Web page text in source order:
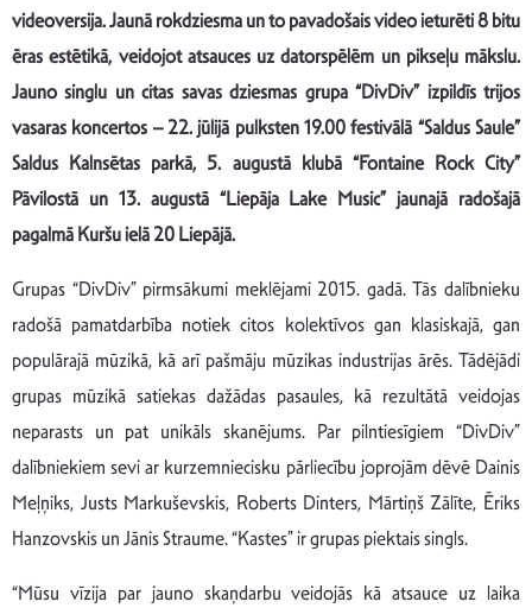
videoversija. Jaunā rokdziesma un to pavadošais video ieturēti 8 bitu
ēras estētikā, veidojot atsauces uz datorspēlēm un pikseļu mākslu.
Jauno singlu un citas savas dziesmas grupa “DivDiv” izpildīs trijos
vasaras koncertos – 22. jūlijā pulksten 19.00 festivālā “Saldus Saule”
Saldus Kalnsētas parkā, 5. augustā klubā “Fontaine Rock City”
Pāvilostā un 13. augustā “Liepāja Lake Music” jaunajā radošajā
pagalmā Kuršu ielā 20 Liepājā.
Grupas “DivDiv” pirmsākumi meklējami 2015. gadā. Tās dalībnieku
radošā pamatdarbība notiek citos kolektīvos gan klasiskajā, gan
populārajā mūzikā, kā arī pašmāju mūzikas industrijas ārēs. Tādējādi
grupas mūzikā satiekas dažādas pasaules, kā rezultātā veidojas
neparasts un pat unikāls skanējums. Par pilntiesīgiem “DivDiv”
dalībniekiem sevi ar kurzemniecisku pārliecību joprojām dēvē Dainis
Meļņiks, Justs Markuševskis, Roberts Dinters, Mārtiņš Zālīte, Ēriks
Hanzovskis un Jānis Straume. “Kastes” ir grupas piektais singls.
“Mūsu vīzija par jauno skaņdarbu veidojās kā atsauce uz laika